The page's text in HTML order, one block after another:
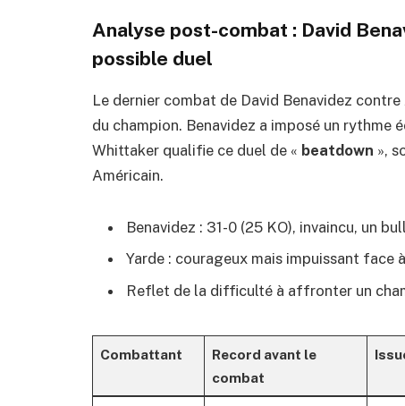
Analyse post-combat : David
possible duel
Le dernier combat de David Benavidez
du champion. Benavidez a imposé un rythme
Whittaker qualifie ce duel de « beatdown »,
Américain.
Benavidez : 31-0 (25 KO), invaincu, un
Yarde : courageux mais impuissant face
Reflet de la difficulté à affronter un
Combattant
Record avant le
combat